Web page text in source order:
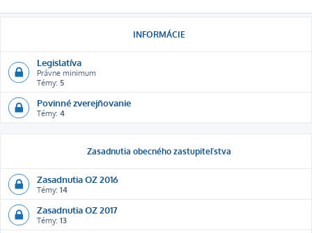
d
INFORMÁCIE
Legislatíva
Právne minimum
Témy: 5
Povinné zverejňovanie
Témy: 4
Zasadnutia obecného zastupiteľstva
Zasadnutia OZ 2016
Témy: 14
Zasadnutia OZ 2017
Témy: 13